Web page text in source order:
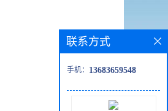
联系方式
手机： 13683659548